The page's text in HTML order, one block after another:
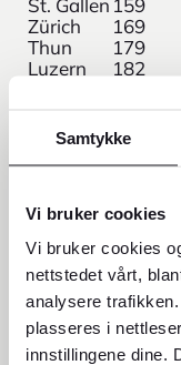
Samtykke
Vi bruker cookies
Vi bruker cookies
nettstedet vårt,
analysere
plasseres i
innstillingene dine.
St. Gallen 159
Zürich
169
Thun
179
Luzern
182
*FOREX EM
perioden 2.–27.
blant annet priser
trivago.se (29.
hoteller i Oslo for
enkelte
indeksverdien er
pekepinn, ikke